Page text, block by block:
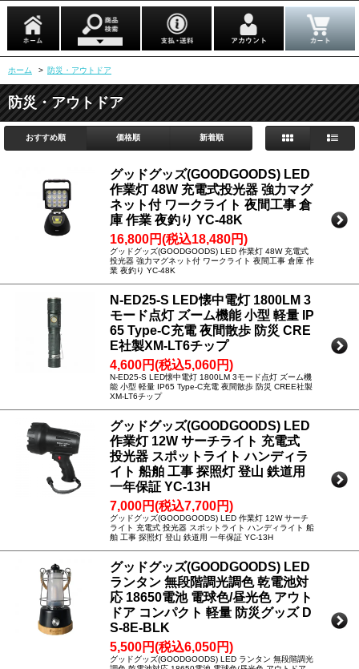
ホーム > 防災・アウトドア
防災・アウトドア
おすすめ順 価格順 新着順
グッドグッズ(GOODGOODS) LED
作業灯 48W 充電式投光器 強力マグ
ネット付 ワークライト 夜間工事 倉
庫 作業 夜釣り YC-48K
16,800円(税込18,480円)
グッドグッズ(GOODGOODS) LED 作業灯 48W 充電式
投光器 強力マグネット付 ワークライト 夜間工事 倉庫 作
業 夜釣り YC-48K
N-ED25-S LED懐中電灯 1800LM 3
モード点灯 ズーム機能 小型 軽量 IP
65 Type-C充電 夜間散歩 防災 CRE
E社製XM-LT6チップ
4,600円(税込5,060円)
N-ED25-S LED懐中電灯 1800LM 3モード点灯 ズーム機
能 小型 軽量 IP65 Type-C充電 夜間散歩 防災 CREE社製
XM-LT6チップ
グッドグッズ(GOODGOODS) LED
作業灯 12W サーチライト 充電式
投光器 スポットライト ハンディラ
イト 船舶 工事 探照灯 登山 鉄道用
一年保証 YC-13H
7,000円(税込7,700円)
グッドグッズ(GOODGOODS) LED 作業灯 12W サーチ
ライト 充電式 投光器 スポットライト ハンディライト 船
舶 工事 探照灯 登山 鉄道用 一年保証 YC-13H
グッドグッズ(GOODGOODS) LED
ランタン 無段階調光調色 乾電池対
応 18650電池 電球色/昼光色 アウト
ドア コンパクト 軽量 防災グッズ D
S-8E-BLK
5,500円(税込6,050円)
グッドグッズ(GOODGOODS) LED ランタン 無段階調光